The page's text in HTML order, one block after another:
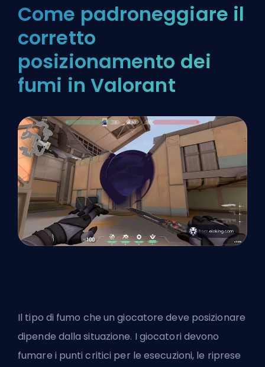
Come padroneggiare il
corretto
posizionamento dei
fumi in Valorant
Il tipo di fumo che un giocatore deve posizionare
dipende dalla situazione. I giocatori devono
fumare i punti critici per le esecuzioni, le riprese